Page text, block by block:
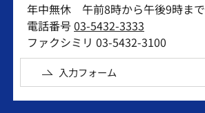
年中無休 午前8時から午後9時まで
電話番号03-5432-3333
ファクシミリ 03-5432-3100
入力フォーム